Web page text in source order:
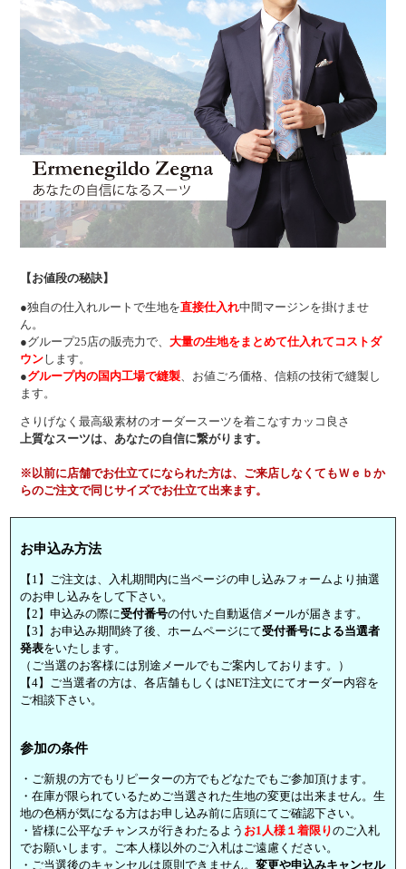
【お値段の秘訣】
●独自の仕入れルートで生地を直接仕入れ中間マージンを掛けませ
ん。
●グループ25店の販売力で、大量の生地をまとめて仕入れてコストダ
ウンします。
●グループ内の国内工場で縫製 、お値ごろ価格、信頼の技術で縫製し
ます。
さりげなく最高級素材のオーダースーツを着こなすカッコ良さ
上質なスーツは、あなたの自信に繋がります。
※以前に店舗でお仕立てになられた方は、ご来店しなくてもＷｅｂか
らのご注文で同じサイズでお仕立て出来ます。
お申込み方法
【1】ご注文は、入札期間内に当ページの申し込みフォームより抽選
のお申し込みをして下さい。
【2】申込みの際に受付番号の付いた自動返信メールが届きます。
【3】お申込み期間終了後、ホームページにて受付番号による当選者
発表をいたします。
（ご当選のお客様には別途メールでもご案内しております。）
【4】ご当選者の方は、各店舗もしくはNET注文にてオーダー内容を
ご相談下さい。
参加の条件
・ご新規の方でもリピーターの方でもどなたでもご参加頂けます。
・在庫が限られているためご当選された生地の変更は出来ません。生
地の色柄が気になる方はお申し込み前に店頭にてご確認下さい。
・皆様に公平なチャンスが行きわたるよう お1人様１着限りのご入札
でお願いします。ご本人様以外のご入札はご遠慮ください。
・ご当選後のキャンセルは原則できません。変更や申込みキャンセル